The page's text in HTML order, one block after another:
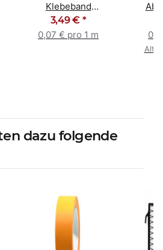
Klebeband
Gewebeband silber
48mm x 50m
3,49 € *
0,07 € pro 1 m
dazu folgende